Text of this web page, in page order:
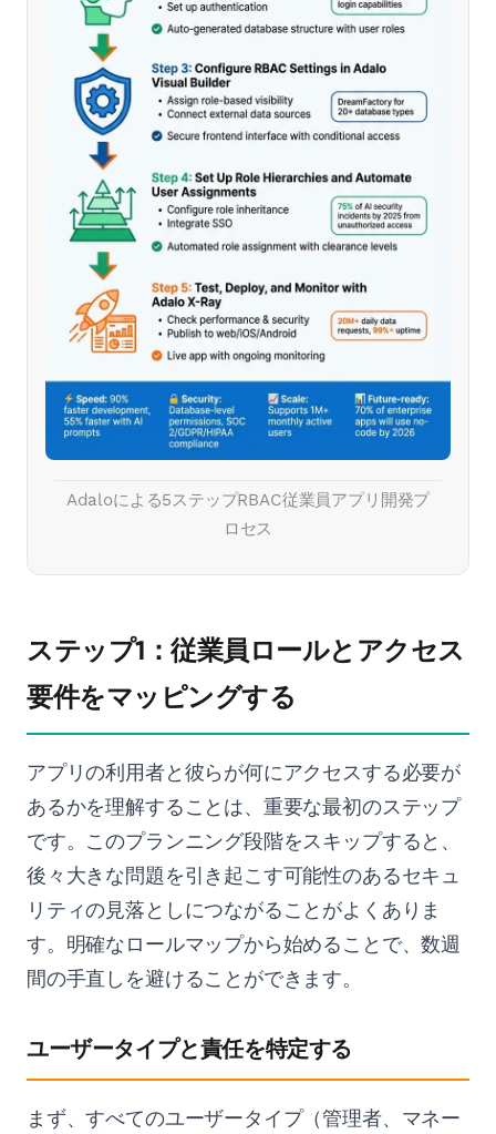
Adaloによる5ステップRBAC従業員アプリ開発プ
ロセス
ステップ1：従業員ロールとアクセス
要件をマッピングする
アプリの利用者と彼らが何にアクセスする必要が
あるかを理解することは、重要な最初のステップ
です。このプランニング段階をスキップすると、
後々大きな問題を引き起こす可能性のあるセキュ
リティの見落としにつながることがよくありま
す。明確なロールマップから始めることで、数週
間の手直しを避けることができます。
ユーザータイプと責任を特定する
まず、すべてのユーザータイプ（管理者、マネー